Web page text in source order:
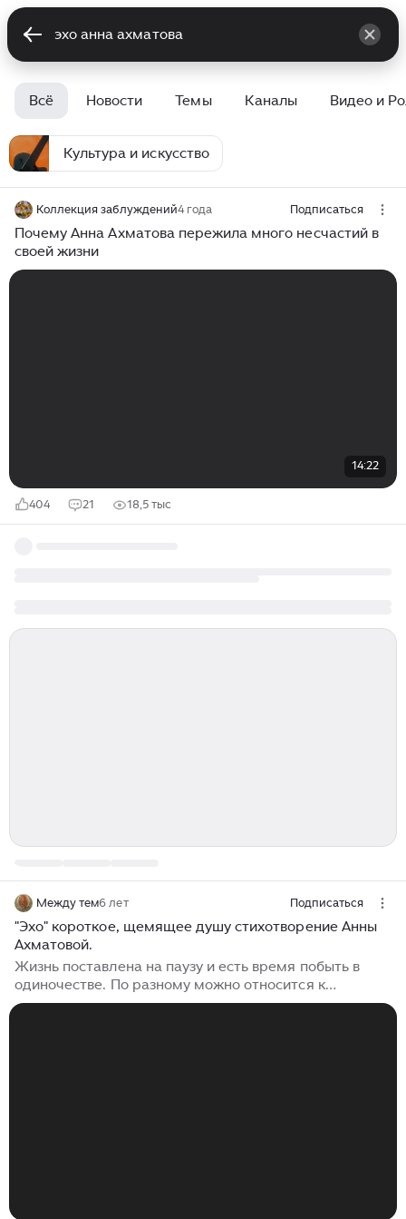
Всё Новости Темы Каналы Видео и
Культура и искусство
Коллекция заблуждений4 года Подписаться
Почему Анна Ахматова пережила много несчастий в
своей жизни
14:22
404 21 18,5 тыс
Между тем6 лет Подписаться
"Эхо" короткое, щемящее душу стихотворение Анны
Ахматовой.
Жизнь поставлена на паузу и есть время побыть в
одиночестве. По разному можно относится к
вынужденному сидению дома, но плюсы тоже есть.